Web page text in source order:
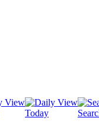
Today